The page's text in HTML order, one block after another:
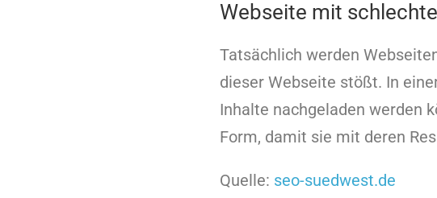
Webseite mit
Tatsächlich werden
dieser Webseite stößt. In
Inhalte nachgeladen werden
Form, damit sie mit deren
Quelle: seo-suedwest.de